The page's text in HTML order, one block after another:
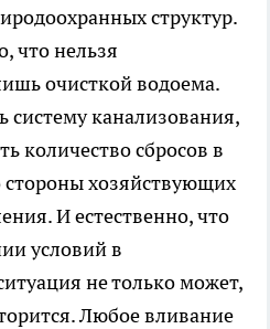
структур.
что нельзя
очисткой водоема.
систему канализования,
количество сбросов в
стороны хозяйствующих
И естественно, что
условий в
не только может,
Любое вливание